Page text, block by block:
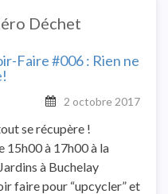
Déchet
Faire #006 : Rien ne
2 octobre 2017
se récupère !
15h00 à 17h00 à la
à Buchelay
faire pour “upcycler” et